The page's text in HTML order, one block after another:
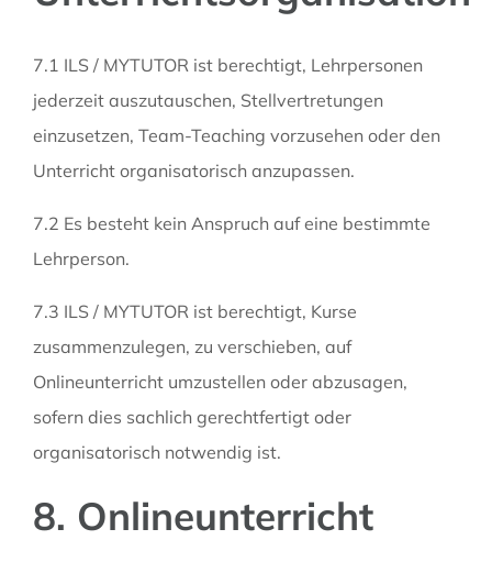
7.1 ILS / MYTUTOR ist berechtigt, Lehrpersonen
jederzeit auszutauschen, Stellvertretungen
einzusetzen, Team-Teaching vorzusehen oder den
Unterricht organisatorisch anzupassen.
7.2 Es besteht kein Anspruch auf eine bestimmte
Lehrperson.
7.3 ILS / MYTUTOR ist berechtigt, Kurse
zusammenzulegen, zu verschieben, auf
Onlineunterricht umzustellen oder abzusagen,
sofern dies sachlich gerechtfertigt oder
organisatorisch notwendig ist.
8. Onlineunterricht